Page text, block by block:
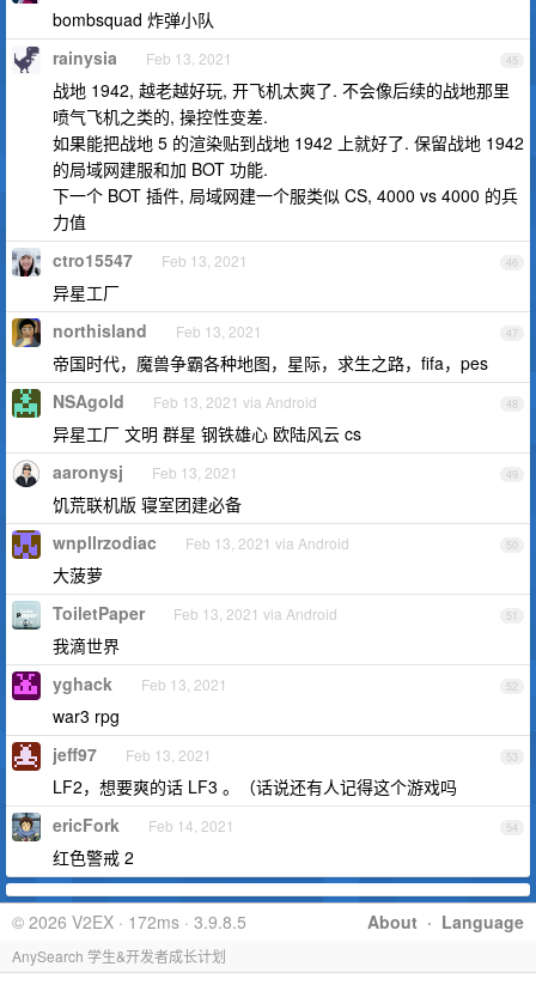
bombsquad 炸弹小队
45
rainysia Feb 13, 2021
战地 1942, 越老越好玩, 开飞机太爽了. 不会像后续的战地那里
喷气飞机之类的, 操控性变差.
如果能把战地 5 的渲染贴到战地 1942 上就好了. 保留战地 1942
的局域网建服和加 BOT 功能.
下一个 BOT 插件, 局域网建一个服类似 CS, 4000 vs 4000 的兵
力值
46
ctro15547 Feb 13, 2021
异星工厂
47
northisland Feb 13, 2021
帝国时代，魔兽争霸各种地图，星际，求生之路，fifa，pes
48
NSAgold Feb 13, 2021 via Android
异星工厂 文明 群星 钢铁雄心 欧陆风云 cs
49
aaronysj Feb 13, 2021
饥荒联机版 寝室团建必备
50
wnpllrzodiac Feb 13, 2021 via Android
大菠萝
51
ToiletPaper Feb 13, 2021 via Android
我滴世界
52
yghack Feb 13, 2021
war3 rpg
53
jeff97 Feb 13, 2021
LF2，想要爽的话 LF3 。（话说还有人记得这个游戏吗
54
ericFork Feb 14, 2021
红色警戒 2
About · Language
© 2026 V2EX · 172ms · 3.9.8.5
AnySearch 学生&开发者成长计划